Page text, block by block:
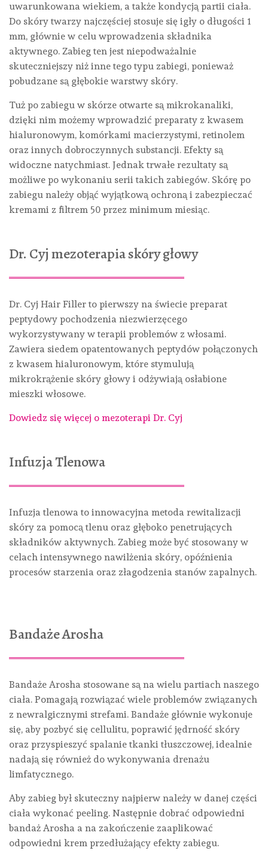
uwarunkowana wiekiem, a także kondycją partii ciała.
Do skóry twarzy najczęściej stosuje się igły o długości 1
mm, głównie w celu wprowadzenia składnika
aktywnego. Zabieg ten jest niepodważalnie
skuteczniejszy niż inne tego typu zabiegi, ponieważ
pobudzane są głębokie warstwy skóry.
Tuż po zabiegu w skórze otwarte są mikrokanaliki,
dzięki nim możemy wprowadzić preparaty z kwasem
hialuronowym, komórkami macierzystymi, retinolem
oraz innych dobroczynnych substancji. Efekty są
widoczne natychmiast. Jednak trwałe rezultaty są
możliwe po wykonaniu serii takich zabiegów. Skórę po
zabiegu należy objąć wyjątkową ochroną i zabezpieczać
kremami z filtrem 50 przez minimum miesiąc.
Dr. Cyj mezoterapia skóry głowy
Dr. Cyj Hair Filler to pierwszy na świecie preparat
peptydowy pochodzenia niezwierzęcego
wykorzystywany w terapii problemów z włosami.
Zawiera siedem opatentowanych peptydów połączonych
z kwasem hialuronowym, które stymulują
mikrokrążenie skóry głowy i odżywiają osłabione
mieszki włosowe.
Dowiedz się więcej o mezoterapi Dr. Cyj
Infuzja Tlenowa
Infuzja tlenowa to innowacyjna metoda rewitalizacji
skóry za pomocą tlenu oraz głęboko penetrujących
składników aktywnych. Zabieg może być stosowany w
celach intensywnego nawilżenia skóry, opóźnienia
procesów starzenia oraz złagodzenia stanów zapalnych.
Bandaże Arosha
Bandaże Arosha stosowane są na wielu partiach naszego
ciała. Pomagają rozwiązać wiele problemów związanych
z newralgicznymi strefami. Bandaże głównie wykonuje
się, aby pozbyć się cellulitu, poprawić jędrność skóry
oraz przyspieszyć spalanie tkanki tłuszczowej, idealnie
nadają się również do wykonywania drenażu
limfatycznego.
Aby zabieg był skuteczny najpierw należy w danej części
ciała wykonać peeling. Następnie dobrać odpowiedni
bandaż Arosha a na zakończenie zaaplikować
odpowiedni krem przedłużający efekty zabiegu.